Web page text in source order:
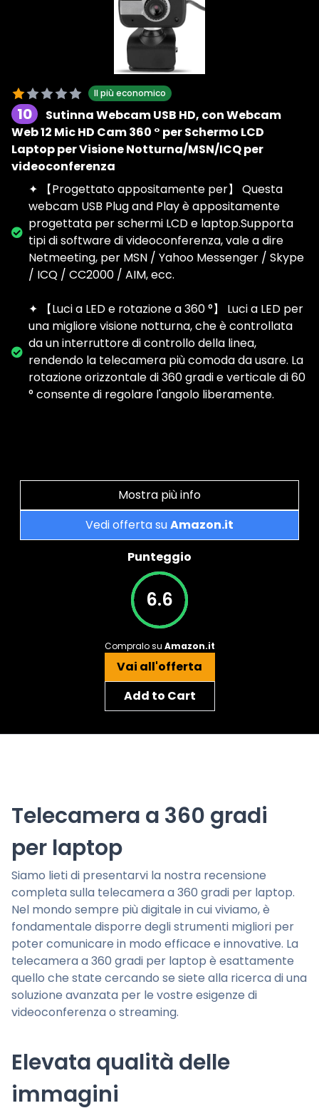
Il più economico
10
Sutinna Webcam USB HD, con Webcam
Web 12 Mic HD Cam 360 ° per Schermo LCD
Laptop per Visione Notturna/MSN/ICQ per
videoconferenza
✦ 【Progettato appositamente per】 Questa
webcam USB Plug and Play è appositamente
progettata per schermi LCD e laptop.Supporta
tipi di software di videoconferenza, vale a dire
Netmeeting, per MSN / Yahoo Messenger / Skype
/ ICQ / CC2000 / AIM, ecc.
✦ 【Luci a LED e rotazione a 360 °】 Luci a LED per
una migliore visione notturna, che è controllata
da un interruttore di controllo della linea,
rendendo la telecamera più comoda da usare. La
rotazione orizzontale di 360 gradi e verticale di 60
° consente di regolare l'angolo liberamente.
Mostra più info
Vedi offerta suAmazon.it
Punteggio
6.6
Compralo su Amazon.it
Vai all'offerta
Add to Cart
Telecamera a 360 gradi
per laptop
Siamo lieti di presentarvi la nostra recensione
completa sulla telecamera a 360 gradi per laptop.
Nel mondo sempre più digitale in cui viviamo, è
fondamentale disporre degli strumenti migliori per
poter comunicare in modo efficace e innovative. La
telecamera a 360 gradi per laptop è esattamente
quello che state cercando se siete alla ricerca di una
soluzione avanzata per le vostre esigenze di
videoconferenza o streaming.
Elevata qualità delle
immagini